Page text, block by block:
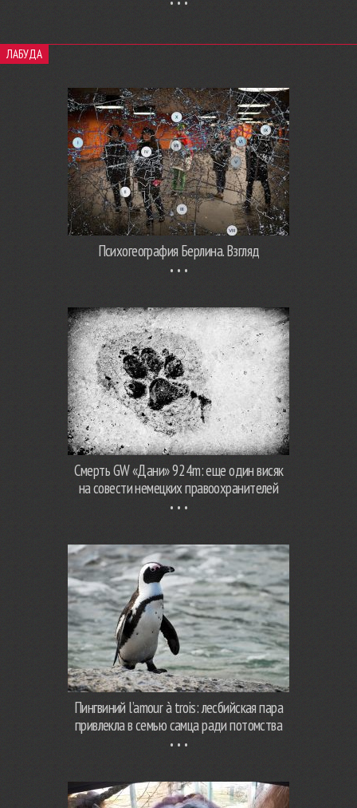
ЛАБУДА
Психогеография Берлина. Взгляд
Смерть GW «Дани» 924m: еще один висяк
на совести немецких правоохранителей
Пингвиний l’amour à trois: лесбийская пара
привлекла в семью самца ради потомства